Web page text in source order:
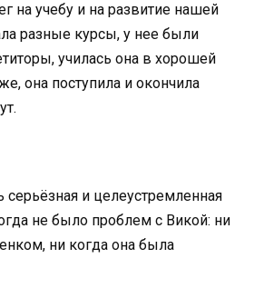
на учебу и на развитие нашей
разные курсы, у нее были
училась она в хорошей
она поступила и окончила
и целеустремленная
не было проблем с Викой: ни
ни когда она была